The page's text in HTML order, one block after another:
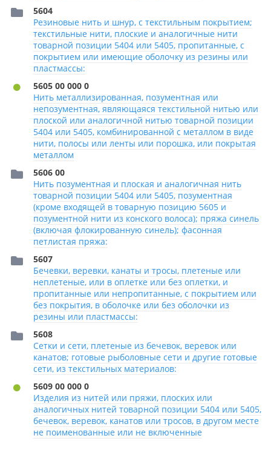
5604
Резиновые нить и шнур, с текстильным покрытием;
текстильные нити, плоские и аналогичные нити
товарной позиции 5404 или 5405, пропитанные, с
покрытием или имеющие оболочку из резины или
пластмассы:
5605 00 000 0
Нить металлизированная, позументная или
непозументная, являющаяся текстильной нитью или
плоской или аналогичной нитью товарной позиции
5404 или 5405, комбинированной с металлом в виде
нити, полосы или ленты или порошка, или покрытая
металлом
5606 00
Нить позументная и плоская и аналогичная нить
товарной позиции 5404 или 5405, позументная
(кроме входящей в товарную позицию 5605 и
позументной нити из конского волоса); пряжа синель
(включая флокированную синель); фасонная
петлистая пряжа:
5607
Бечевки, веревки, канаты и тросы, плетеные или
неплетеные, или в оплетке или без оплетки, и
пропитанные или непропитанные, с покрытием или
без покрытия, в оболочке или без оболочки из
резины или пластмассы:
5608
Сетки и сети, плетеные из бечевок, веревок или
канатов; готовые рыболовные сети и другие готовые
сети, из текстильных материалов:
5609 00 000 0
Изделия из нитей или пряжи, плоских или
аналогичных нитей товарной позиции 5404 или 5405,
бечевок, веревок, канатов или тросов, в другом месте
не поименованные или не включенные